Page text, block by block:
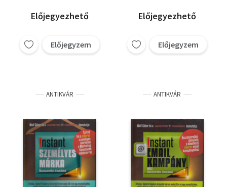
Előjegyezhető
Előjegyzem
Előjegyezhető
Előjegyzem
ANTIKVÁR ANTIKVÁR